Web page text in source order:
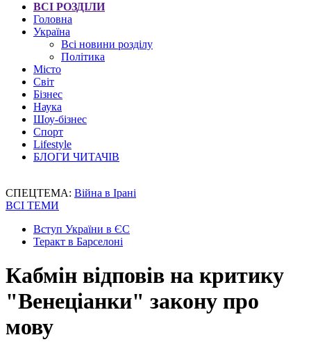
ВСІ РОЗДІЛИ
Головна
Україна
Всі новини розділу
Політика
Місто
Світ
Бізнес
Наука
Шоу-бізнес
Спорт
Lifestyle
БЛОГИ ЧИТАЧІВ
СПЕЦТЕМА: Війна в Ірані
ВСІ ТЕМИ
Вступ України в ЄС
Теракт в Барселоні
Кабмін відповів на критику
"Венеціанки" закону про
мову